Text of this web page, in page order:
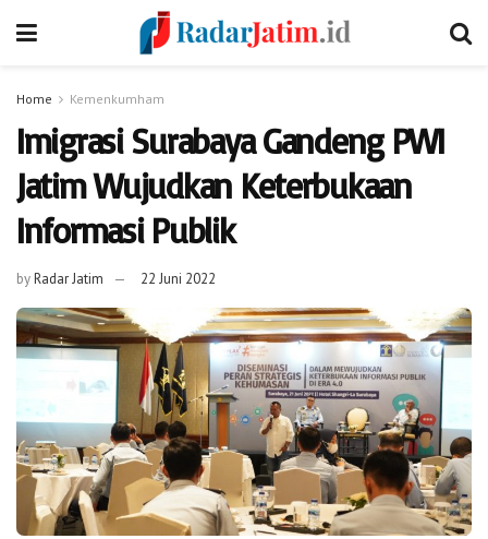
Home Kemenkumham
Imigrasi Surabaya Gandeng PWI
Jatim Wujudkan Keterbukaan
Informasi Publik
byRadar Jatim 22 Juni 2022